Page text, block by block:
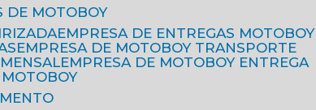
DE MOTOBOY
EMPRESA DE ENTREGAS MOTOBOY
EMPRESA DE MOTOBOY TRANSPORTE
EMPRESA DE MOTOBOY ENTREGA
MOTOBOY